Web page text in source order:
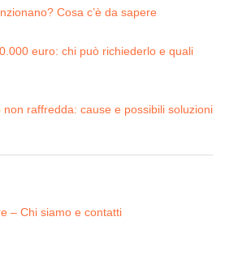
Cosa c’è da sapere
euro: chi può richiederlo e quali
raffredda: cause e possibili soluzioni
– Chi siamo e contatti